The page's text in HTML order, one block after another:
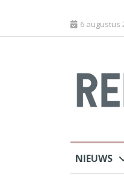
6 augustus
NIEUWS